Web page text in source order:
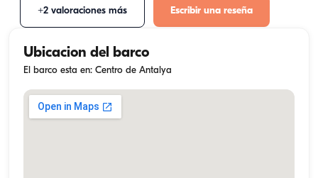
+2 valoraciones más Escribir una reseña
Ubicacion del barco
El barco esta en: Centro de Antalya